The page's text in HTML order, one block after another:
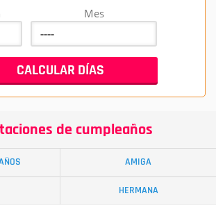
Mes
de cumpleaños
AMIGA
HERMANA